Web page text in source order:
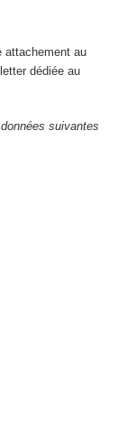
attachement au
dédiée au
suivantes